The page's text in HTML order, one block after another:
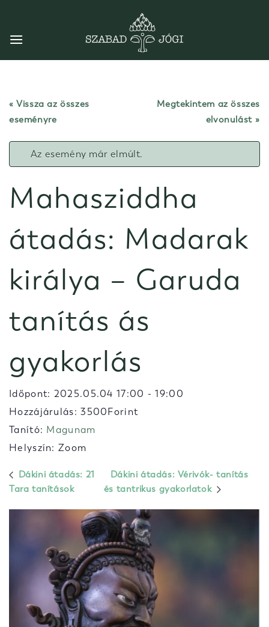
content
« Vissza az összes
eseményre
Megtekintem az összes
elvonulást
Az esemény már elmúlt.
Mahasziddha
átadás: Madarak
királya – Garuda
tanítás ás
gyakorlás
Időpont: 2025.05.04 17:00 -19:00
Hozzájárulás: 3500Forint
Tanító: Magunam
Helyszín: Zoom
Dákini átadás: 21
Tara tanítások
Dákini átadás: Vérivók- tanítás
és tantrikus gyakorlatok